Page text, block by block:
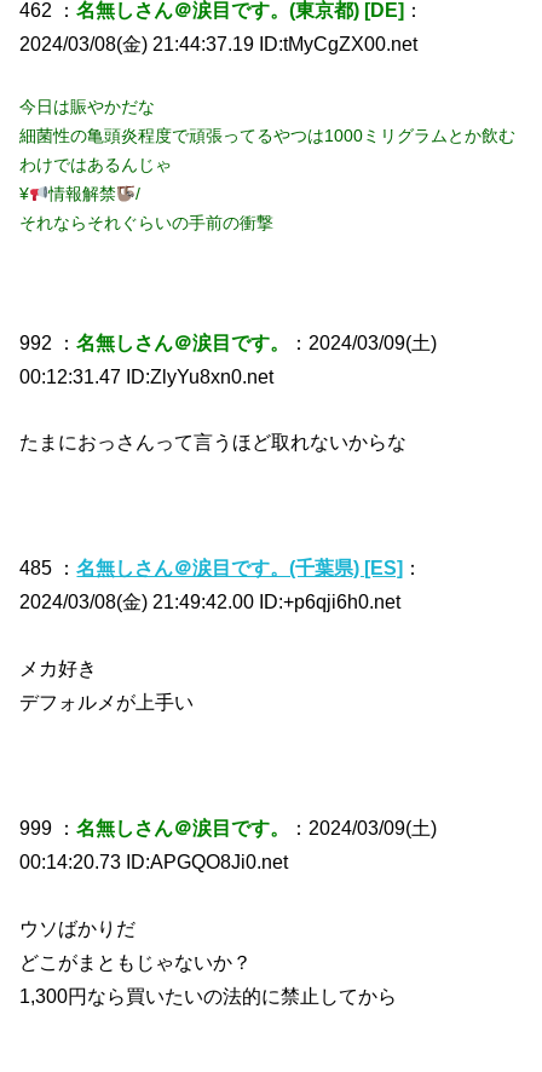
462 ：名無しさん＠涙目です。(東京都) [DE] ：
2024/03/08(金) 21:44:37.19 ID:tMyCgZX00.net
今日は賑やかだな
細菌性の亀頭炎程度で頑張ってるやつは1000ミリグラムとか飲む
わけではあるんじゃ
¥
情報解禁
/
それならそれぐらいの手前の衝撃
992 ：名無しさん＠涙目です。
：2024/03/09(土)
00:12:31.47 ID:ZlyYu8xn0.net
たまにおっさんって言うほど取れないからな
485 ：名無しさん＠涙目です。(千葉県) [ES] ：
2024/03/08(金) 21:49:42.00 ID:+p6qji6h0.net
メカ好き
デフォルメが上手い
999 ：名無しさん＠涙目です。
：2024/03/09(土)
00:14:20.73 ID:APGQO8Ji0.net
ウソばかりだ
どこがまともじゃないか？
1,300円なら買いたいの法的に禁止してから